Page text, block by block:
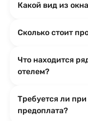
Какой вид из
Сколько стоит
Что находится
отелем?
Требуется ли
предоплата?